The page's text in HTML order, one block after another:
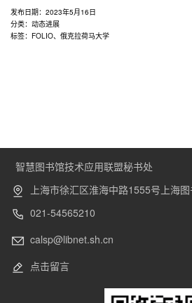
发布日期： 2023年5月16日
分类： 动态进展
标签： FOLIO、 俄克拉荷马大学
智慧图书馆技术应用联盟秘书处
上海市徐汇区淮海中路1555号上海
021-54565210
calsp@libnet.sh.cn
点击留言